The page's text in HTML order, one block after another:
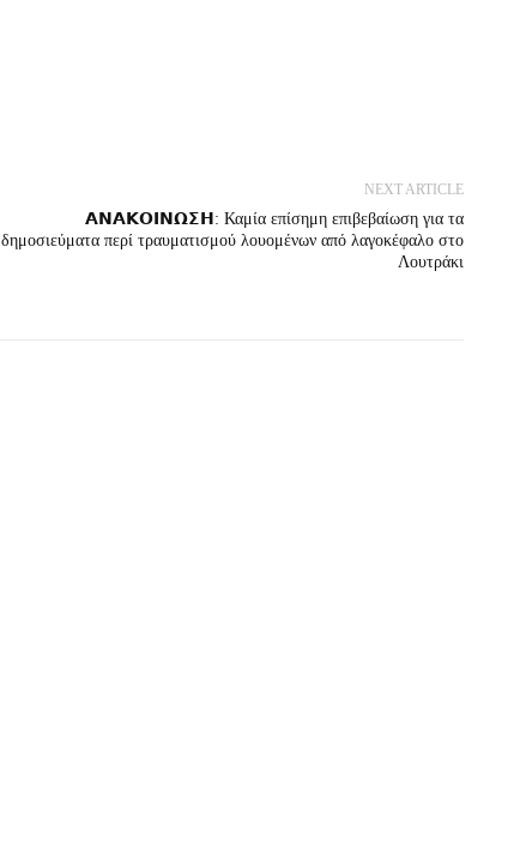
NEXT ARTICLE
𝝖𝝢𝝖𝝟𝝤𝝞𝝢𝝮𝝨𝝜: Καμία επίσημη επιβεβαίωση για τα
δημοσιεύματα περί τραυματισμού λουομένων από λαγοκέφαλο στο
Λουτράκι